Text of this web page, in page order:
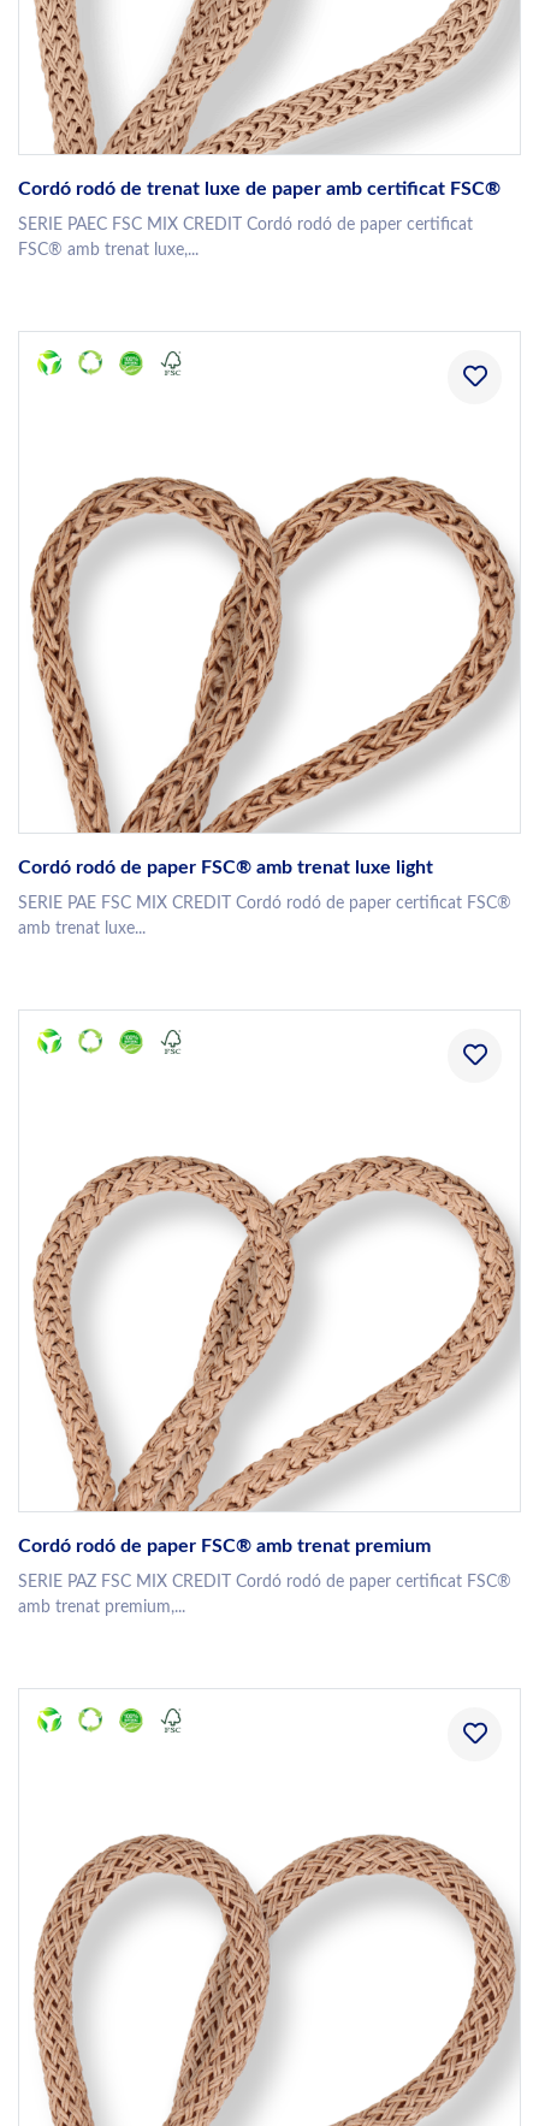
Cordó rodó de trenat luxe de paper amb certificat FSC®
SERIE PAEC FSC MIX CREDIT Cordó rodó de paper certificat
FSC® amb trenat luxe,...
Cordó rodó de paper FSC® amb trenat luxe light
SERIE PAE FSC MIX CREDIT Cordó rodó de paper certificat FSC®
amb trenat luxe...
Cordó rodó de paper FSC® amb trenat premium
SERIE PAZ FSC MIX CREDIT Cordó rodó de paper certificat FSC®
amb trenat premium,...